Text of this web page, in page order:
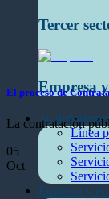
Tercer
Empresa
Tu
Línea
Empresa y
El proceso de
La contratación
05
Oct